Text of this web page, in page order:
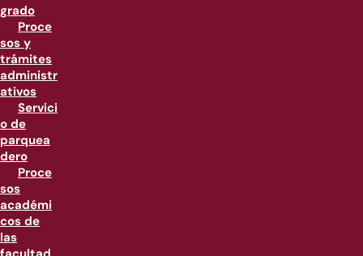
grado
Proce
sos y
trámites
administr
ativos
Servici
o de
parquea
dero
Proce
sos
académi
cos de
las